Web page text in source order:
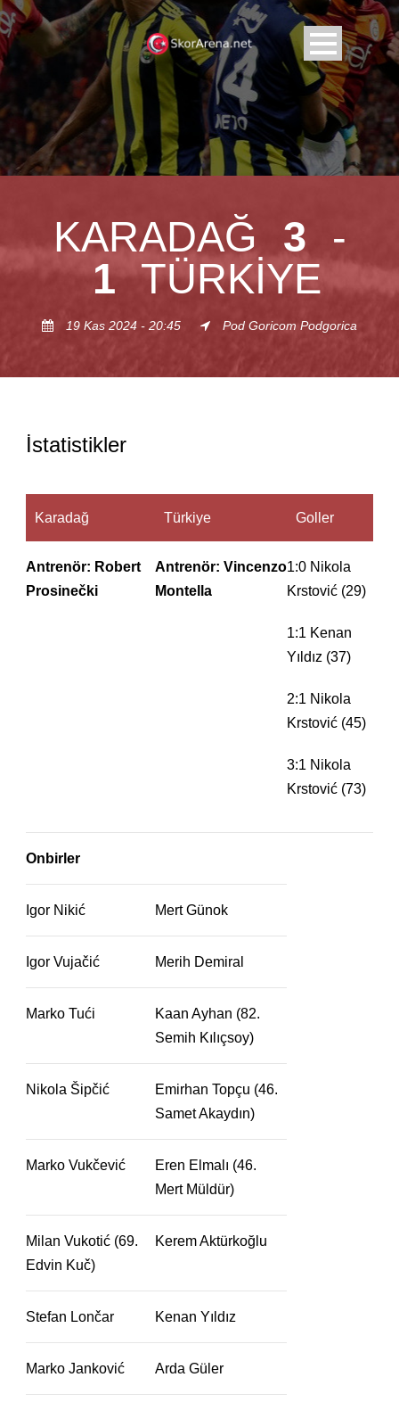
KARADAĞ 3
-
1 TÜRKIYE
19 Kas 2024 - 20:45 Pod Goricom Podgorica
İstatistikler
Karadağ Türkiye Goller
Antrenör: Robert
Prosinečki
Antrenör: Vincenzo
Montella
1:0 Nikola
Krstović (29)
1:1 Kenan
Yıldız (37)
2:1 Nikola
Krstović (45)
3:1 Nikola
Krstović (73)
Onbirler
Igor Nikić Mert Günok
Igor Vujačić Merih Demiral
Marko Tući
Kaan Ayhan (82.
Semih Kılıçsoy)
Nikola Šipčić
Emirhan Topçu (46.
Samet Akaydın)
Marko Vukčević
Eren Elmalı (46.
Mert Müldür)
Milan Vukotić (69.
Edvin Kuč)
Kerem Aktürkoğlu
Stefan Lončar Kenan Yıldız
Marko Janković Arda Güler